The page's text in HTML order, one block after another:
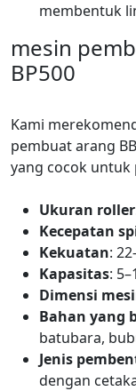
membentuk
mesin
BP500
Kami
pembuat arang
yang cocok
Ukuran roller
Kecepatan
Kekuatan:
Kapasitas:
Dimensi
Bahan yang
batubara,
Jenis
dengan